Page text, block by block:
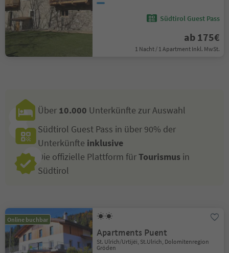
Südtirol Guest Pass
ab 175€
1 Nacht / 1 Apartment Inkl. MwSt.
Über 10.000 Unterkünfte zur Auswahl
Südtirol Guest Pass in über 90% der
Unterkünfte inklusive
Die offizielle Plattform fürTourismus in
Südtirol
Online buchbar
Apartments Puent
St. Ulrich/Urtijëi, St.Ulrich, Dolomitenregion
Gröden